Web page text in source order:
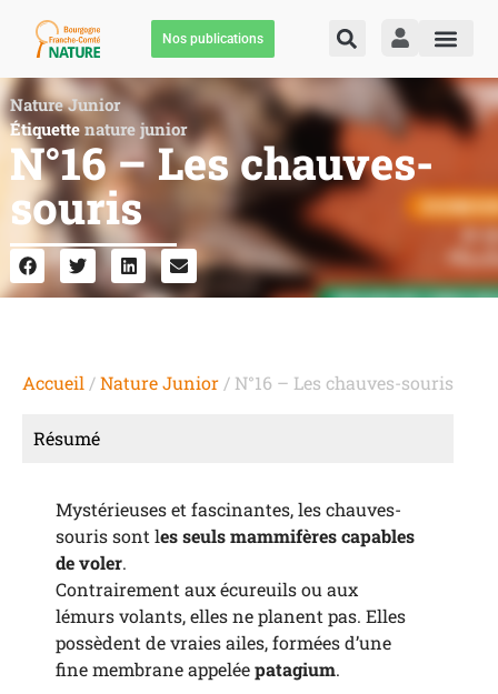
Nos publications
Nature Junior
Étiquette nature junior
N°16 – Les chauves-
souris
Accueil /Nature Junior / N°16 – Les chauves-souris
Résumé
Mystérieuses et fascinantes, les chauves-
souris sont les seuls mammifères capables
de voler.
Contrairement aux écureuils ou aux
lémurs volants, elles ne planent pas. Elles
possèdent de vraies ailes, formées d’une
fine membrane appeléepatagium.